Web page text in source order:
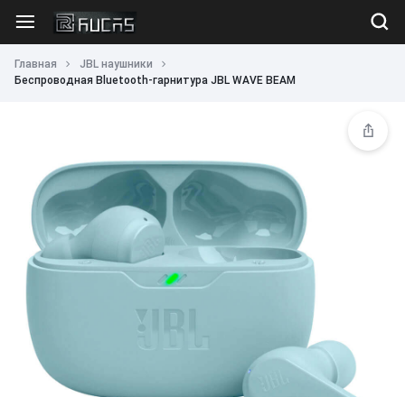
Главная
JBL наушники
Беспроводная Bluetooth-гарнитура JBL WAVE BEAM